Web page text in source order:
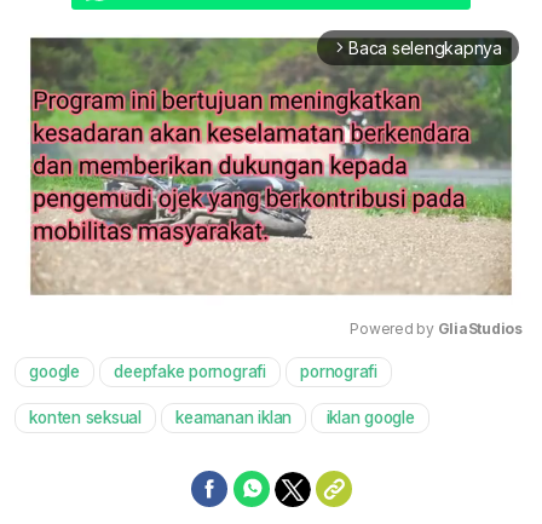
arrow_forward_ios Baca selengkapnya
Powered by GliaStudios
google deepfake pornografi pornografi
konten seksual keamanan iklan iklan google